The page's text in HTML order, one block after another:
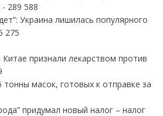
- 289 588
Украина лишилась популярного
275
Китае признали лекарством против
масок, готовых к отправке за
придумал новый налог – налог